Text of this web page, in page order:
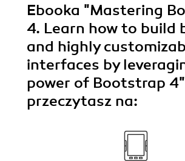
Ebooka "Mastering
4. Learn how to build
and highly
interfaces by
power of Bootstrap 4"
przeczytasz na: